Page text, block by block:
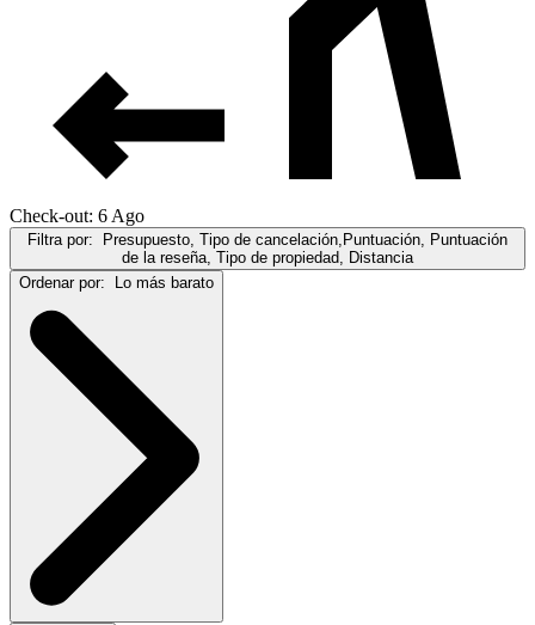
Check-out: 6 Ago
Filtra por: Presupuesto, Tipo de cancelación,Puntuación, Puntuación
de la reseña, Tipo de propiedad, Distancia
Ordenar por: Lo más barato